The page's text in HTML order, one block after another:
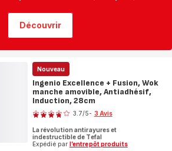
Découvrir
Nouveau
Ingenio Excellence + Fusion, Wok
manche amovible, Antiadhésif,
Induction, 28cm
Note
3.7/5- 3 Avis
La révolution antirayures et
indestructible de Tefal
Expédié par l’entrepôt produits